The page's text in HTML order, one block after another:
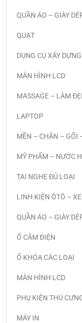
QUẦN ÁO – GIÀY
QUẠT
DỤNG CỤ XÂY DỰNG
MÀN HÌNH LCD
MASSAGE – LÀM
LAPTOP
MỀN – CHĂN – GỐI
MỸ PHẨM – NƯỚC
TAI NGHE ĐỦ LOẠI
LINH KIỆN ÔTÔ –
QUẦN ÁO – GIÀY
Ổ CẮM ĐIỆN
Ổ KHÓA CÁC LOẠI
MÀN HÌNH LCD
PHỤ KIỆN THÚ
MÁY IN